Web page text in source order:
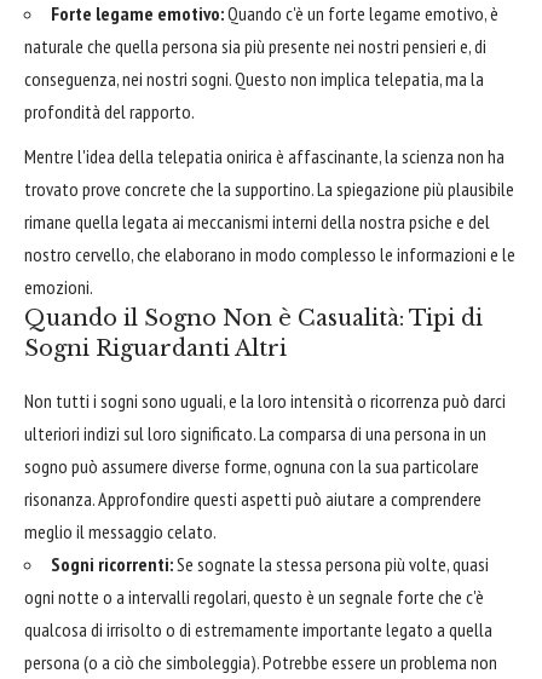
Forte legame emotivo:Quando c'è un forte legame emotivo, è
naturale che quella persona sia più presente nei nostri pensieri e, di
conseguenza, nei nostri sogni. Questo non implica telepatia, ma la
profondità del rapporto.
Mentre l'idea della telepatia onirica è affascinante, la scienza non ha
trovato prove concrete che la supportino. La spiegazione più plausibile
rimane quella legata ai meccanismi interni della nostra psiche e del
nostro cervello, che elaborano in modo complesso le informazioni e le
emozioni.
Quando il Sogno Non è Casualità: Tipi di
Sogni Riguardanti Altri
Non tutti i sogni sono uguali, e la loro intensità o ricorrenza può darci
ulteriori indizi sul loro significato. La comparsa di una persona in un
sogno può assumere diverse forme, ognuna con la sua particolare
risonanza. Approfondire questi aspetti può aiutare a comprendere
meglio il messaggio celato.
Sogni ricorrenti:Se sognate la stessa persona più volte, quasi
ogni notte o a intervalli regolari, questo è un segnale forte che c'è
qualcosa di irrisolto o di estremamente importante legato a quella
persona (o a ciò che simboleggia). Potrebbe essere un problema non